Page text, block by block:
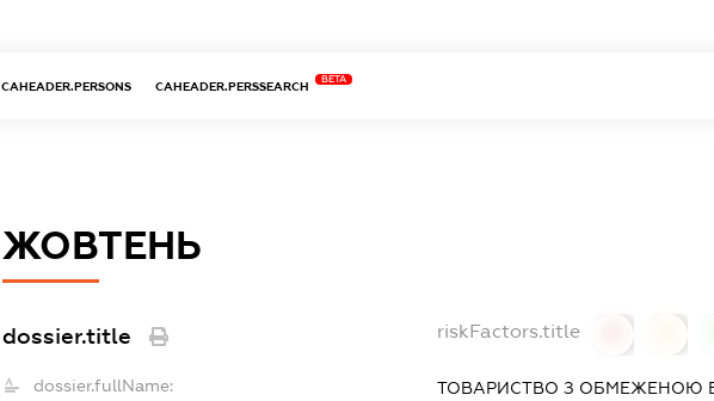
CAHEADER.PERSONS CAHEADER.PERSSEARCH
BETA
ЖОВТЕНЬ
dossier.title riskFactors.title
dossier.fullName:
ТОВАРИСТВО З ОБМЕЖЕНОЮ